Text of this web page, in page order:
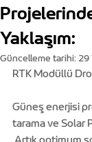
Yaklaşım:
Güncelleme tarihi: 29
RTK Modüllü
Güneş enerjisi
tarama ve Solar